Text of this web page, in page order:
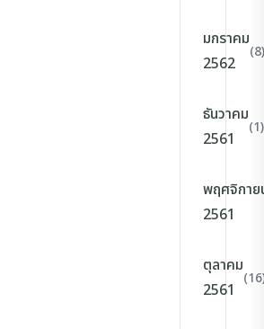
มกราคม
2562
(8)
ธันวาคม
2561
(1)
พฤศจิกาย
2561
ตุลาคม
2561